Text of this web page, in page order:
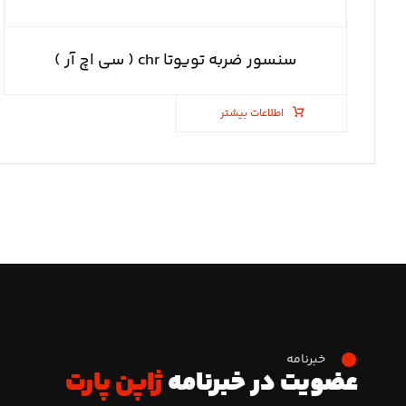
سنسور ضربه تویوتا chr ( سی اچ آر )
اطلاعات بیشتر
خبرنامه
عضویت در خبرنامهژاپن پارت